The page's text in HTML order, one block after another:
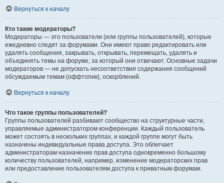
Вернуться к началу
Кто такие модераторы?
Модераторы — это пользователи (или группы пользователей), которые
ежедневно следят за форумами. Они имеют право редактировать или
удалять сообщения, закрывать, открывать, перемещать, удалять и
объединять темы на форуме, за который они отвечают. Основные задачи
модераторов — не допускать несоответствия содержания сообщений
обсуждаемым темам (оффтопик), оскорблений.
Вернуться к началу
Что такое группы пользователей?
Группы пользователей разбивают сообщество на структурные части,
управляемые администратором конференции. Каждый пользователь
может состоять в нескольких группах, и каждой группе могут быть
назначены индивидуальные права доступа. Это облегчает
администраторам назначение прав доступа одновременно большому
количеству пользователей, например, изменение модераторских прав
или предоставление пользователям доступа к приватным форумам.